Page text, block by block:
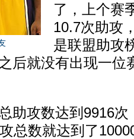
了，上个赛
10.7次助攻
是联盟助攻
后就没有出现一位
攻数达到9916次
总数就达到了